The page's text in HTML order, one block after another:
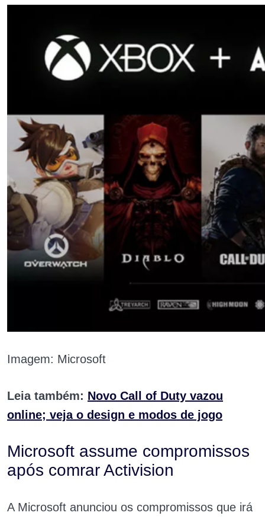
Imagem: Microsoft
Leia também: Novo Call of Duty vazou
online; veja o design e modos de jogo
Microsoft assume compromissos
após comrar Activision
A Microsoft anunciou os compromissos que irá